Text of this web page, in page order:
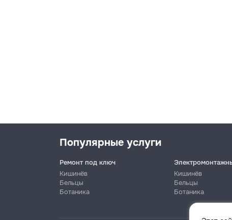
Популярные услуги
Ремонт под ключ
Кишинёв
Бельцы
Ботаника
Кишинёв
Бельцы
Ботаника